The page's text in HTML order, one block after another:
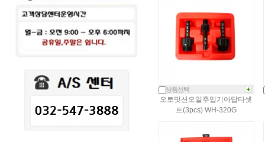
상품선택
오토밋션오일주입기아답타셋
트(3pcs) WH-320G